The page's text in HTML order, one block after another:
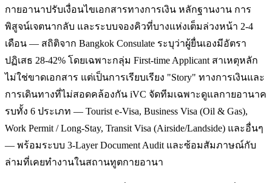
กายอานาปรับเงื่อนไขเอกสารทางการเงิน หลักฐานงาน การ
พิสูจน์เจตนากลับ และระบบจองคิวที่บางแห่งเต็มล่วงหน้า 2-4
เดือน — สถิติจาก Bangkok Consulate ระบุว่าผู้ยื่นเองมีอัตรา
ปฏิเสธ 28-42% โดยเฉพาะกลุ่ม First-time Applicant สาเหตุหลัก
ไม่ใช่ขาดเอกสาร แต่เป็นการเรียบเรียง "Story" ทางการเงินและ
การเดินทางที่ไม่สอดคล้องกัน iVC จัดทีมเฉพาะดูแลกายอานาค
รบทั้ง 6 ประเภท — Tourist e-Visa, Business Visa (Oil & Gas),
Work Permit / Long-Stay, Transit Visa (Airside/Landside) และอื่นๆ
— พร้อมระบบ 3-Layer Document Audit และซ้อมสัมภาษณ์กับ
ล่ามที่เคยทำงานในสถานทูตกายอานา